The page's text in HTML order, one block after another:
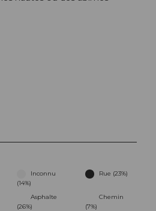
Inconnu
(14%)
Rue (23%)
Asphalte
(26%)
Chemin
(7%)